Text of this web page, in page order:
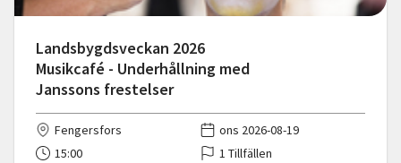
Landsbygdsveckan 2026
Musikcafé - Underhållning med
Janssons frestelser
Fengersfors
ons 2026-08-19
15:00
1 Tillfällen